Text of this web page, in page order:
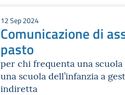
12 Sep 2024
Comunicazione di
pasto
per chi frequenta una scuola
una scuola dell’infanzia a
indiretta